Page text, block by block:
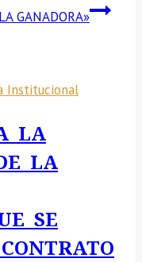
GANADORA»
Institucional
LA
LA
SE